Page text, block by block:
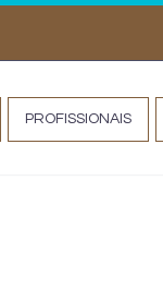
PROFISSIONAIS